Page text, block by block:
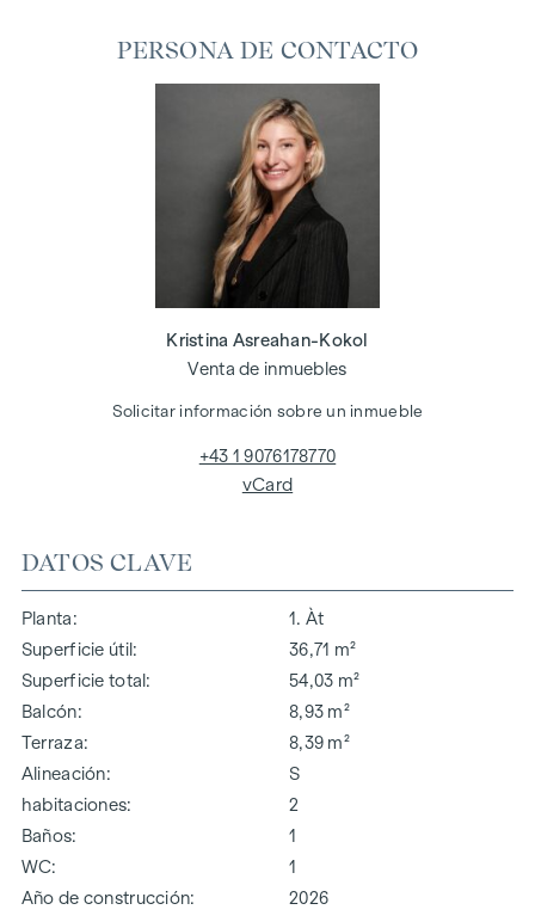
DATOS CLAVE
Planta
1. Àt
Superficie útil
36,71 m²
Superficie total
54,03 m²
Balcón
8,93 m²
Terraza
8,39 m²
Alineación
S
habitaciones
2
Baños
1
WC
1
Año de construcción
2026
PERSONA DE CONTACTO
Kristina Asreahan-Kokol
Venta de inmuebles
Solicitar información sobre un inmueble
+43 1 9076178770
vCard